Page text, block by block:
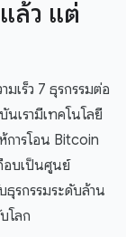
ล้ว แต่
เร็ว 7 ธุรกรรมต่อ
เรามีเทคโนโลยี
การโอน Bitcoin
อบเป็นศูนย์
ธุรกรรมระดับล้าน
โลก